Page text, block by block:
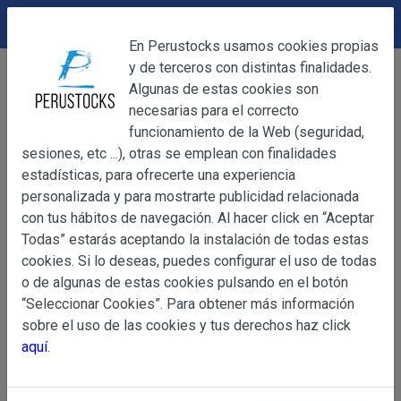
Alimentación
Salsas
Salsa de Huacatay Tierras Andinas 425g
OBJETO
Información
Básica
sobre
de Datos
OBJETO
Las presentes Condiciones Generales regulan la
web www.perustocks.es, del que es titular ALBERT
YACARINE (en adelante, PERUSTOCKS).
La adquisición de cualesquiera de los productos
DEVOLUCIONES
En Perustocks usamos cookies propias
y de terceros con distintas finalidades.
Algunas de estas cookies son
necesarias para el correcto
funcionamiento de la Web (seguridad,
sesiones, etc ...), otras se emplean con finalidades
estadísticas, para ofrecerte una experiencia
personalizada y para mostrarte publicidad relacionada
con tus hábitos de navegación. Al hacer click en “Aceptar
Todas” estarás aceptando la instalación de todas estas
cookies. Si lo deseas, puedes configurar el uso de todas
o de algunas de estas cookies pulsando en el botón
“Seleccionar Cookies”. Para obtener más información
sobre el uso de las cookies y tus derechos haz click
aquí.